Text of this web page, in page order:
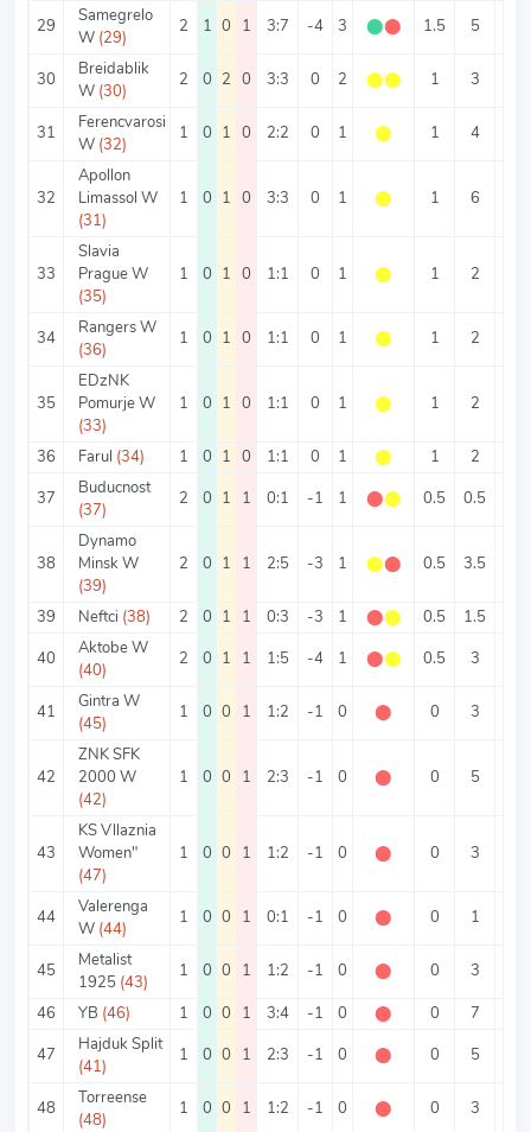
29
Samegrelo
W (29)
2 1 0 1 3:7 -4 3 ⬤⬤ 1.5 5
30
Breidablik
W (30)
2 0 2 0 3:3 0 2 ⬤⬤ 1 3
31
Ferencvarosi
W (32)
1 0 1 0 2:2 0 1 ⬤ 1 4
32
Apollon
Limassol W
(31)
1 0 1 0 3:3 0 1 ⬤ 1 6
33
Slavia
Prague W
(35)
1 0 1 0 1:1 0 1 ⬤ 1 2
34
Rangers W
(36)
1 0 1 0 1:1 0 1 ⬤ 1 2
35
EDzNK
Pomurje W
(33)
1 0 1 0 1:1 0 1 ⬤ 1 2
36 Farul (34) 1 0 1 0 1:1 0 1 ⬤ 1 2
37
Buducnost
(37)
2 0 1 1 0:1 -1 1 ⬤⬤ 0.5 0.5
38
Dynamo
Minsk W
(39)
2 0 1 1 2:5 -3 1 ⬤⬤ 0.5 3.5
39 Neftci (38) 2 0 1 1 0:3 -3 1 ⬤⬤ 0.5 1.5
40
Aktobe W
(40)
2 0 1 1 1:5 -4 1 ⬤⬤ 0.5 3
41
Gintra W
(45)
1 0 0 1 1:2 -1 0 ⬤ 0 3
42
ZNK SFK
2000 W
(42)
1 0 0 1 2:3 -1 0 ⬤ 0 5
43
KS Vllaznia
Women"
(47)
1 0 0 1 1:2 -1 0 ⬤ 0 3
44
Valerenga
W (44)
1 0 0 1 0:1 -1 0 ⬤ 0 1
45
Metalist
1925 (43)
1 0 0 1 1:2 -1 0 ⬤ 0 3
46
YB (46) 1 0 0 1 3:4 -1 0 ⬤ 0 7
47
Hajduk Split
(41)
1 0 0 1 2:3 -1 0 ⬤ 0 5
48
Torreense
(48)
1 0 0 1 1:2 -1 0 ⬤ 0 3